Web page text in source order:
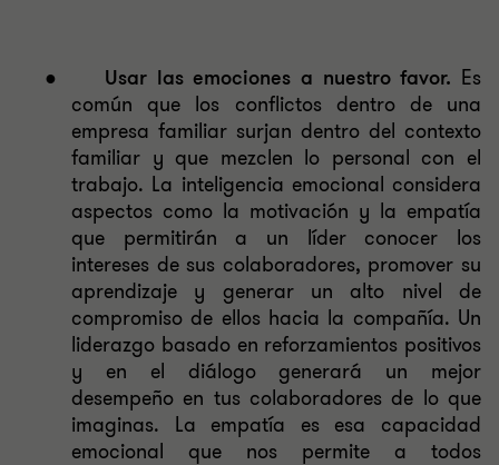
● Usar las emociones a nuestro favor. Es
común que los conflictos dentro de una
empresa familiar surjan dentro del contexto
familiar y que mezclen lo personal con el
trabajo. La inteligencia emocional considera
aspectos como la motivación y la empatía
que permitirán a un líder conocer los
intereses de sus colaboradores, promover su
aprendizaje y generar un alto nivel de
compromiso de ellos hacia la compañía. Un
liderazgo basado en reforzamientos positivos
y en el diálogo generará un mejor
desempeño en tus colaboradores de lo que
imaginas. La empatía es esa capacidad
emocional que nos permite a todos